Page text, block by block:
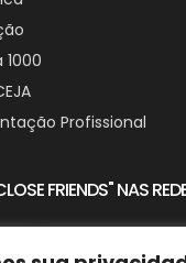
Profissional
FRIENDS" NAS